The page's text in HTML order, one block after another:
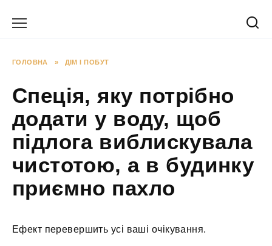
ГОЛОВНА » ДІМ І ПОБУТ
Спеція, яку потрібно
додати у воду, щоб
підлога виблискувала
чистотою, а в будинку
приємно пахло
Ефект перевершить усі ваші очікування.